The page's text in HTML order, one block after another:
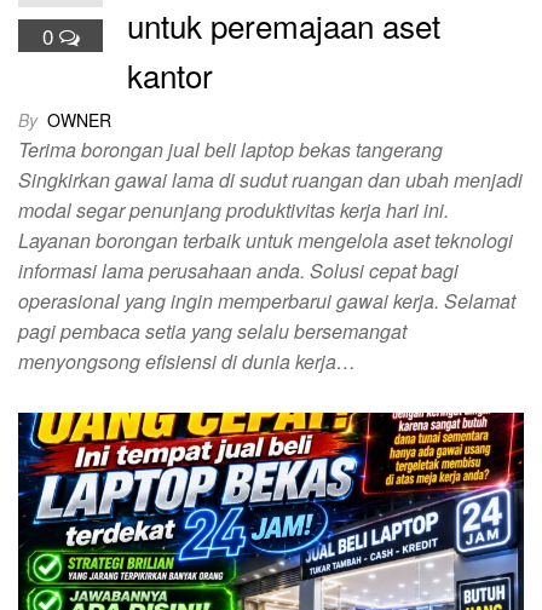
0
untuk peremajaan aset
kantor
By OWNER
Terima borongan jual beli laptop bekas tangerang
Singkirkan gawai lama di sudut ruangan dan ubah menjadi
modal segar penunjang produktivitas kerja hari ini.
Layanan borongan terbaik untuk mengelola aset teknologi
informasi lama perusahaan anda. Solusi cepat bagi
operasional yang ingin memperbarui gawai kerja. Selamat
pagi pembaca setia yang selalu bersemangat
menyongsong efisiensi di dunia kerja…